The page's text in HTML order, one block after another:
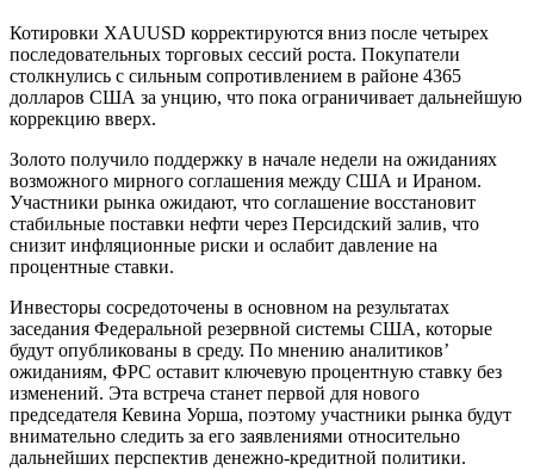
Котировки XAUUSD корректируются вниз после четырех
последовательных торговых сессий роста. Покупатели
столкнулись с сильным сопротивлением в районе 4365
долларов США за унцию, что пока ограничивает дальнейшую
коррекцию вверх.
Золото получило поддержку в начале недели на ожиданиях
возможного мирного соглашения между США и Ираном.
Участники рынка ожидают, что соглашение восстановит
стабильные поставки нефти через Персидский залив, что
снизит инфляционные риски и ослабит давление на
процентные ставки.
Инвесторы сосредоточены в основном на результатах
заседания Федеральной резервной системы США, которые
будут опубликованы в среду. По мнению аналитиков’
ожиданиям, ФРС оставит ключевую процентную ставку без
изменений. Эта встреча станет первой для нового
председателя Кевина Уорша, поэтому участники рынка будут
внимательно следить за его заявлениями относительно
дальнейших перспектив денежно-кредитной политики.